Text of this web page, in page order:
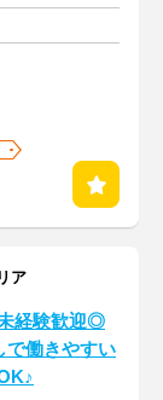
ア
経験歓迎◎
で働きやすい